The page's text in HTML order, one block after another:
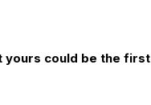
yours could be the first